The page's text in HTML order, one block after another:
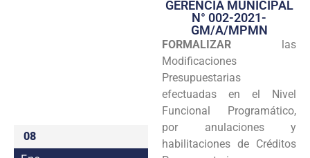
Seguridad
Programas
Intranet
08
GERENCIA MUNICIPAL
N° 002-2021-
GM/A/MPMN
FORMALIZAR las
Modificaciones
Presupuestarias
efectuadas en el Nivel
Funcional Programático,
por anulaciones y
habilitaciones de Créditos